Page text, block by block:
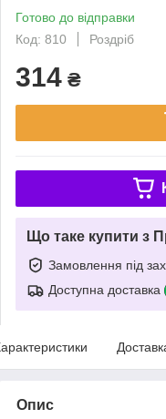
Готово до відправки
Код: 810
Роздріб
314 ₴
Що таке купити з
Замовлення під
Доступна доставка
Опис